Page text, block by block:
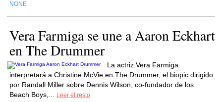
NONE
Vera Farmiga se une a Aaron Eckhart
en The Drummer
La actriz Vera Farmiga
interpretará a Christine McVie en The Drummer, el biopic dirigido
por Randall Miller sobre Dennis Wilson, co-fundador de los
Beach Boys,...
Leer el resto